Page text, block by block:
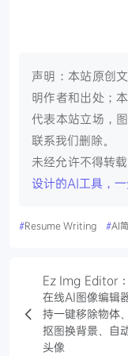
声明：本站原创
明作者和出处；
代表本站立场，
联系我们删除。
未经允许不得转载
设计的AI工具，
#Resume Writing #AI
Ez Img Editor
在线AI图像编辑
持一键移除物体
抠图换背景、自
头像